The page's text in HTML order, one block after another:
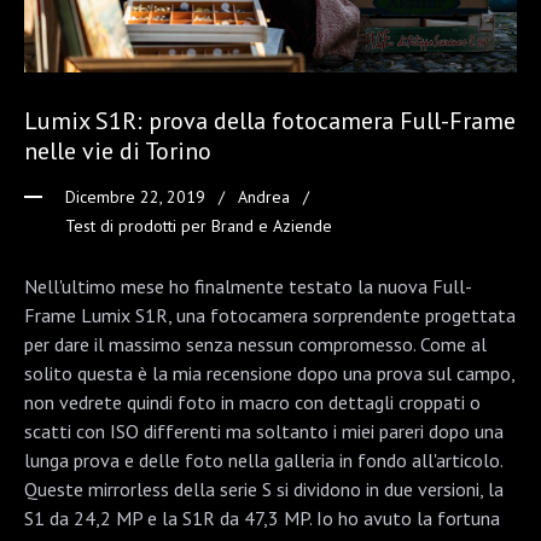
Lumix S1R: prova della fotocamera Full-Frame
nelle vie di Torino
Dicembre 22, 2019
Andrea
Test di prodotti per Brand e Aziende
Nell'ultimo mese ho finalmente testato la nuova Full-
Frame Lumix S1R, una fotocamera sorprendente progettata
per dare il massimo senza nessun compromesso. Come al
solito questa è la mia recensione dopo una prova sul campo,
non vedrete quindi foto in macro con dettagli croppati o
scatti con ISO differenti ma soltanto i miei pareri dopo una
lunga prova e delle foto nella galleria in fondo all'articolo.
Queste mirrorless della serie S si dividono in due versioni, la
S1 da 24,2 MP e la S1R da 47,3 MP. Io ho avuto la fortuna